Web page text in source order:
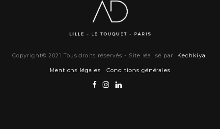
Copyright© 2021 Tous droits réservés - Site réalisé par Kechkiya
Mentions légales Conditions générales